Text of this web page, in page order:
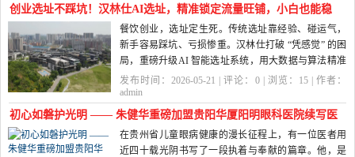
创业选址不踩坑！汉林仕AI选址，精准锁定流量旺铺，小白也能稳
盈利
餐饮创业，选址定生死。传统选址靠经验、碰运气，
新手容易踩坑、亏损惨重。汉林仕打破 “凭感觉” 的困
局，重磅升级AI 智能选址系统，用大数据与算法精准
锁定流量旺铺，让...
发布时间：2026-05-21 | 评论： 0| 浏览： 15| 作者：
admin
初心如磐护光明 —— 朱健华重磅加盟贵阳华厦阳明眼科医院续写医
者担当
在贵州省儿童眼病健康的漫长征程上，有一位医者用
近四十载光阴书写了一段执着与奉献的篇章。他，是